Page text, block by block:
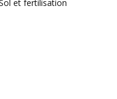
et fertilisation